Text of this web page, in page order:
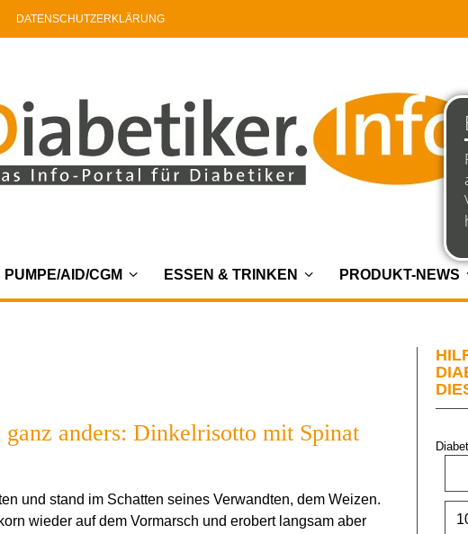
DATENSCHUTZERKLÄRUNG
PUMPE/AID/CGM ESSEN & TRINKEN PRODUKT-NEWS
anders: Dinkelrisotto mit Spinat
und stand im Schatten seines Verwandten, dem Weizen.
wieder auf dem Vormarsch und erobert langsam aber